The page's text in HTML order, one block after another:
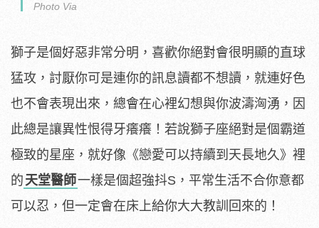
Photo Via
獅子是個好惡非常分明，喜歡你絕對會很明顯的直球
猛攻，討厭你可是連你的訊息讀都不想讀，就連好色
也不會表現出來，總會在心裡幻想與你波濤洶湧，因
此總是讓異性恨得牙癢癢！若說獅子座絕對是個霸道
極致的星座，就好像《戀愛可以持續到天長地久》裡
的 天堂醫師一樣是個超強抖S，平常生活不合你意都
可以忍，但一定會在床上給你大大教訓回來的！